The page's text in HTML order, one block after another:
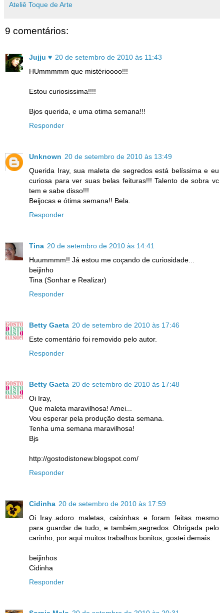
Ateliê Toque de Arte
9 comentários:
Jujju ♥ 20 de setembro de 2010 às 11:43
HUmmmmm que mistérioooo!!!
Estou curiosissima!!!!
Bjos querida, e uma otima semana!!!
Responder
Unknown 20 de setembro de 2010 às 13:49
Querida Iray, sua maleta de segredos está belíssima e eu
curiosa para ver suas belas feituras!!! Talento de sobra vc
tem e sabe disso!!!
Beijocas e ótima semana!! Bela.
Responder
Tina 20 de setembro de 2010 às 14:41
Huummmm!! Já estou me coçando de curiosidade...
beijinho
Tina (Sonhar e Realizar)
Responder
Betty Gaeta 20 de setembro de 2010 às 17:46
Este comentário foi removido pelo autor.
Responder
Betty Gaeta 20 de setembro de 2010 às 17:48
Oi Iray,
Que maleta maravilhosa! Amei...
Vou esperar pela produção desta semana.
Tenha uma semana maravilhosa!
Bjs
http://gostodistonew.blogspot.com/
Responder
Cidinha 20 de setembro de 2010 às 17:59
Oi Iray..adoro maletas, caixinhas e foram feitas mesmo
para guardar de tudo, e também,segredos. Obrigada pelo
carinho, por aqui muitos trabalhos bonitos, gostei demais.
beijinhos
Cidinha
Responder